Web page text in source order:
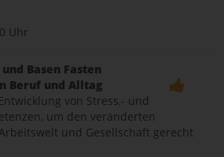
Uhr
Basen Fasten
Beruf und Alltag
von Stress,- und
um den veränderten
und Gesellschaft gerecht